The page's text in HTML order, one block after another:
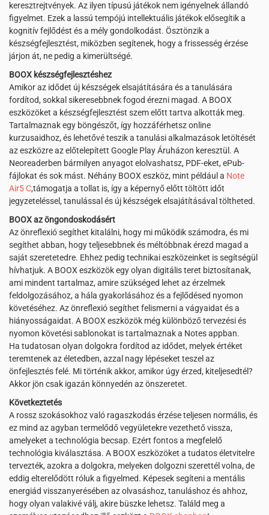
keresztrejtvények. Az ilyen típusú játékok nem igényelnek állandó
figyelmet. Ezek a lassú tempójú intellektuális játékok elősegítik a
kognitív fejlődést és a mély gondolkodást. Ösztönzik a
készségfejlesztést, miközben segítenek, hogy a frissesség érzése
járjon át, ne pedig a kimerültségé.
BOOX készségfejlesztéshez
Amikor az idődet új készségek elsajátítására és a tanulására
fordítod, sokkal sikeresebbnek fogod érezni magad. A BOOX
eszközöket a készségfejlesztést szem előtt tartva alkották meg.
Tartalmaznak egy böngészőt, így hozzáférhetsz online
kurzusaidhoz, és lehetővé teszik a tanulási alkalmazások letöltését
az eszközre az előtelepített Google Play Áruházon keresztül. A
Neoreaderben bármilyen anyagot elolvashatsz, PDF-eket, ePub-
fájlokat és sok mást. Néhány BOOX eszköz, mint például a Note
Air5 C,támogatja a tollat is, így a képernyő előtt töltött időt
jegyzeteléssel, tanulással és új készségek elsajátításával töltheted.
BOOX az öngondoskodásért
Az önreflexió segíthet kitalálni, hogy mi működik számodra, és mi
segíthet abban, hogy teljesebbnek és méltóbbnak érezd magad a
saját szeretetedre. Ehhez pedig technikai eszközeinket is segítségül
hívhatjuk. A BOOX eszközök egy olyan digitális teret biztosítanak,
ami mindent tartalmaz, amire szükséged lehet az érzelmek
feldolgozásához, a hála gyakorlásához és a fejlődésed nyomon
követéséhez. Az önreflexió segíthet felismerni a vágyaidat és a
hiányosságaidat. A BOOX eszközök még különböző tervezési és
nyomon követési sablonokat is tartalmaznak a Notes appban.
Ha tudatosan olyan dolgokra fordítod az idődet, melyek értéket
teremtenek az életedben, azzal nagy lépéseket teszel az
önfejlesztés felé. Mi történik akkor, amikor úgy érzed, kiteljesedtél?
Akkor jön csak igazán könnyedén az önszeretet.
Következtetés
A rossz szokásokhoz való ragaszkodás érzése teljesen normális, és
ez mind az agyban termelődő vegyületekre vezethető vissza,
amelyeket a technológia becsap. Ezért fontos a megfelelő
technológia kiválasztása. A BOOX eszközöket a tudatos életvitelre
tervezték, azokra a dolgokra, melyeken dolgozni szerettél volna, de
eddig elterelődött róluk a figyelmed. Képesek segíteni a mentális
energiád visszanyerésében az olvasáshoz, tanuláshoz és ahhoz,
hogy olyan valakivé válj, akire büszke lehetsz. Találd meg a